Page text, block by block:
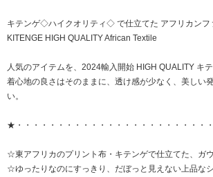
キテンゲ◇ハイクオリティ◇ で仕立てた アフリカンフ
KITENGE HIGH QUALITY African Textile
人気のアイテムを、2024輸入開始 HIGH QUALITY キ
着心地の良さはそのままに、透け感が少なく、美しい
い。
★・・・・・・・・・・・・・・・・・・・・・・・
☆東アフリカのプリント布・キテンゲで仕立てた、ガウ
☆ゆったりなのにすっきり、だぼっと見えない上品な